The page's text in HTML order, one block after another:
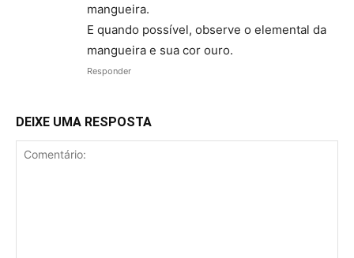
mangueira.
E quando possível, observe o elemental da
mangueira e sua cor ouro.
Responder
DEIXE UMA RESPOSTA